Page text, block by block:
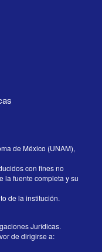
de México (UNAM),
con fines no
la fuente completa y su
de la institución.
Jurídicas.
de dirigirse a: